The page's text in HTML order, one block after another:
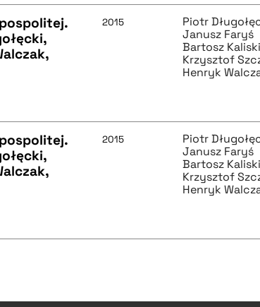
2015
Piotr
Janusz Faryś
Bartosz Kaliski
Krzysztof
Henryk
2015
Piotr
Janusz Faryś
Bartosz Kaliski
Krzysztof
Henryk